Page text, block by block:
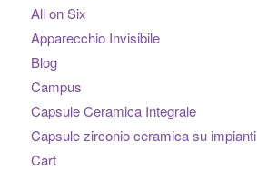
All on Six
Apparecchio Invisibile
Blog
Campus
Capsule Ceramica Integrale
Capsule zirconio ceramica su impianti
Cart